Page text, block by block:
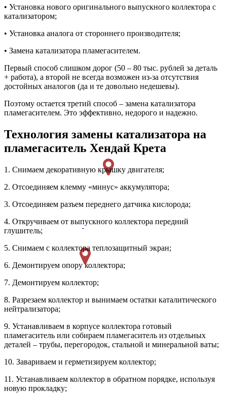
• Установка нового оригинального выпускного коллектора с
катализатором;
• Установка аналога от стороннего производителя;
• Замена катализатора пламегасителем.
Первый способ слишком дорог (50 – 80 тыс. рублей за деталь
+ работа), а второй не всегда возможен из-за отсутствия
достойных аналогов (да и те довольно недешевы).
Поэтому остается третий способ – замена катализатора
пламегасителем. Это эффективно, недорого и надежно.
Технология замены катализатора на
пламегаситель Хендай Крета
1. Снимаем декоративную крышку двигателя;
2. Отсоединяем клемму «минус» аккумулятора;
3. Отсоединяем разъем переднего датчика кислорода;
4. Откручиваем от выпускного коллектора передний
глушитель;
5. Снимаем с коллектора теплозащитный экран;
6. Демонтируем опору коллектора;
7. Демонтируем коллектор;
8. Разрезаем коллектор и вынимаем остатки каталитического
нейтрализатора;
9. Устанавливаем в корпусе коллектора готовый
пламегаситель или собираем пламегаситель из отдельных
деталей – трубы, перегородок, стальной и минеральной ваты;
10. Завариваем и герметизируем коллектор;
11. Устанавливаем коллектор в обратном порядке, используя
новую прокладку;